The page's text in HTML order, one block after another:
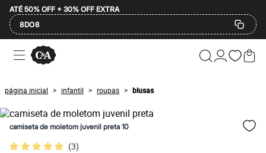
ATÉ 50% OFF + 30% OFF EXTRA
8DO8
Ofertas
Compre por Departamento
Masculino
Infantil
Calçados
Plus Size
2 calçados por R$189
2 peças por R$199
3 lingeries por R$99
página inicial > infantil > roupas > blusas
camiseta de moletom juvenil preta 10
(3)